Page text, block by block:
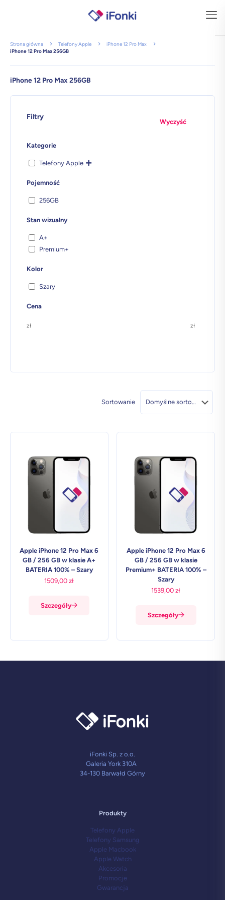
Strona główna Telefony Apple
iPhone 12 Pro Max
iPhone 12 Pro Max 256GB
iPhone 12 Pro Max 256GB
Filtry
Wyczyść
Kategorie
Telefony Apple
Pojemność
256GB
Stan wizualny
A+
Premium+
Kolor
Szary
Cena
zł zł
Apple iPhone 12 Pro Max 6
GB / 256 GB w klasie A+
BATERIA 100% – Szary
Szczegóły
1509,00zł
Apple iPhone 12 Pro Max 6
GB / 256 GB w klasie
Premium+ BATERIA 100% –
Szary
Szczegóły
1539,00zł
iFonki Sp. z o.o.
Galeria York 310A
34-130 Barwałd Górny
Produkty
Telefony Apple
Telefony Samsung
Apple Macbook
Apple Watch
Akcesoria
Promocje
Gwarancja